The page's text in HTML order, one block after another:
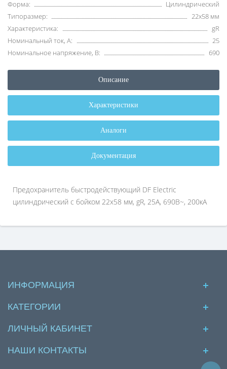
Форма:
Цилиндрический
Типоразмер:
22x58 мм
Характеристика:
gR
Номинальный ток, А:
25
Номинальное напряжение, В:
690
Описание
Характеристики
Аналоги
Документация
Предохранитель быстродействующий DF Electric
цилиндрический с бойком 22х58 мм, gR, 25А, 690В~, 200кА
ИНФОРМАЦИЯ
КАТЕГОРИИ
ЛИЧНЫЙ КАБИНЕТ
НАШИ КОНТАКТЫ